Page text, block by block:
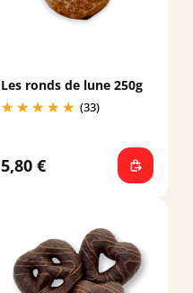
Les ronds de lune 250g
(33)
5,80 €